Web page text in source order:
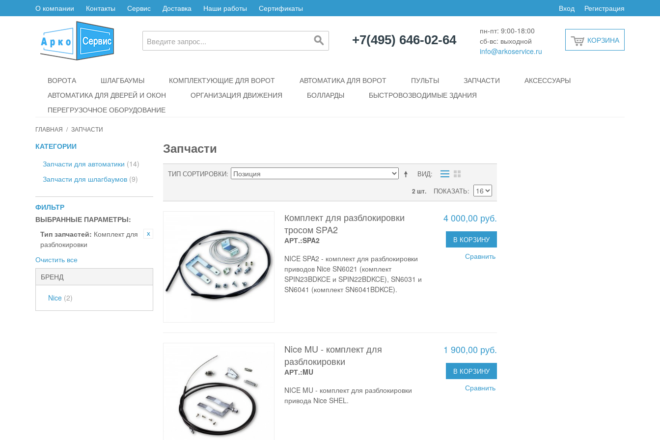
О компании Контакты Сервис Доставка Наши работы Сертификаты Регистрация
Вход
+7(495) 646-02-64
пн-пт: 9:00-18:00
сб-вс: выходной
info@arkoservice.ru
КОРЗИНА
ВОРОТА ШЛАГБАУМЫ КОМПЛЕКТУЮЩИЕ ДЛЯ ВОРОТ АВТОМАТИКА ДЛЯ ВОРОТ ПУЛЬТЫ ЗАПЧАСТИ
АКСЕССУАРЫ
АВТОМАТИКА ДЛЯ ДВЕРЕЙ И ОКОН
ОРГАНИЗАЦИЯ ДВИЖЕНИЯ БОЛЛАРДЫ
БЫСТРОВОЗВОДИМЫЕ ЗДАНИЯ
ПЕРЕГРУЗОЧНОЕ ОБОРУДОВАНИЕ
ГЛАВНАЯ / ЗАПЧАСТИ
КАТЕГОРИИ
Запчасти для автоматики (14)
Запчасти для шлагбаумов (9)
ФИЛЬТР
ВЫБРАННЫЕ ПАРАМЕТРЫ:
Тип запчастей: Комплект для
разблокировки
Очистить все
БРЕНД
Nice (2)
Запчасти
ВИД
ТИП СОРТИРОВКИ
2 шт. ПОКАЗАТЬ
Комплект для разблокировки
тросом SPA2
АРТ.:SPA2
4 000,00 руб.
В КОРЗИНУ
Сравнить
NICE SPA2 - комплект для разблокировки
приводов Nice SN6021 (комплект
SPIN23BDKCE и SPIN22BDKCE), SN6031 и
SN6041 (комплект SN6041BDKCE).
Nice MU - комплект для
разблокировки
АРТ.:MU
1 900,00 руб.
В КОРЗИНУ
Сравнить
NICE MU - комплект для разблокировки
привода Nice SHEL.